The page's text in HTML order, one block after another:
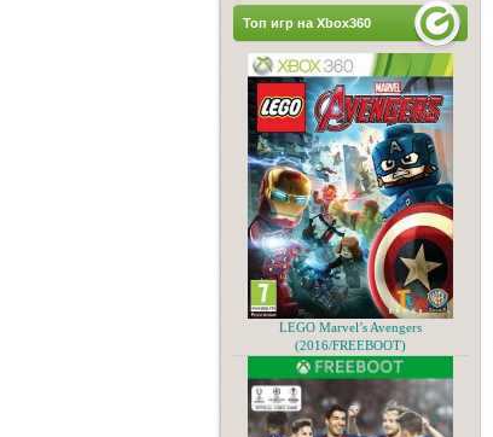
Топ игр на Xbox360
LEGO Marvel’s Avengers
(2016/FREEBOOT)